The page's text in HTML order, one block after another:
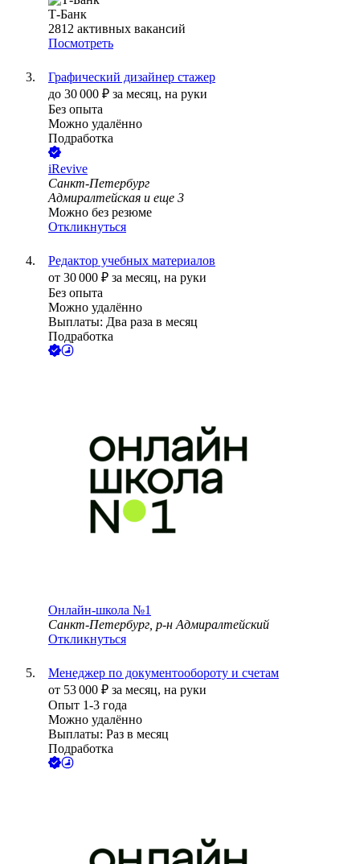
Т-Банк
2812 активных вакансий
Посмотреть
Графический дизайнер стажер
до 30 000 ₽ за месяц, на руки
Без опыта
Можно удалённо
Подработка
iRevive
Санкт-Петербург
Адмиралтейская и еще 3
Можно без резюме
Откликнуться
Редактор учебных материалов
от 30 000 ₽ за месяц, на руки
Без опыта
Можно удалённо
Выплаты: Два раза в месяц
Подработка
Онлайн-школа №1
Санкт-Петербург, р-н Адмиралтейский
Откликнуться
Менеджер по документообороту и счетам
от 53 000 ₽ за месяц, на руки
Опыт 1-3 года
Можно удалённо
Выплаты: Раз в месяц
Подработка